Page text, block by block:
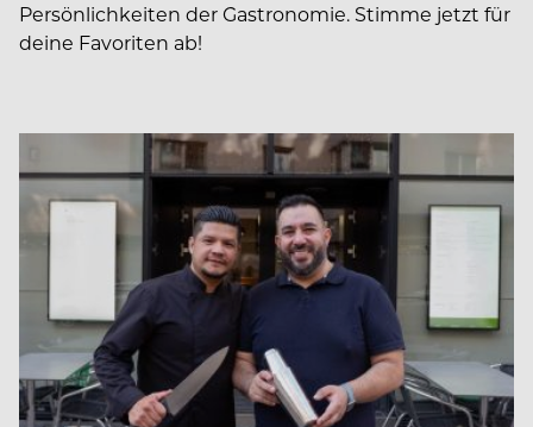
Persönlichkeiten der Gastronomie. Stimme jetzt für
deine Favoriten ab!